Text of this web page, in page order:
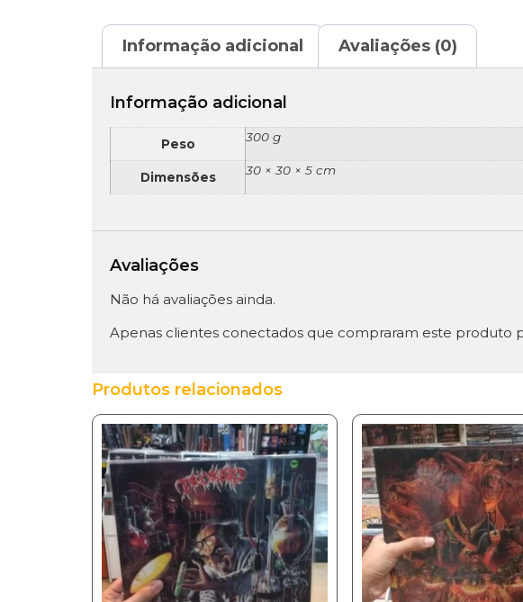
Informação adicional Avaliações (0)
Informação adicional
Peso 300 g
Dimensões 30 × 30 × 5 cm
Avaliações
Não há avaliações ainda.
Apenas clientes conectados que compraram este produto
Produtos relacionados